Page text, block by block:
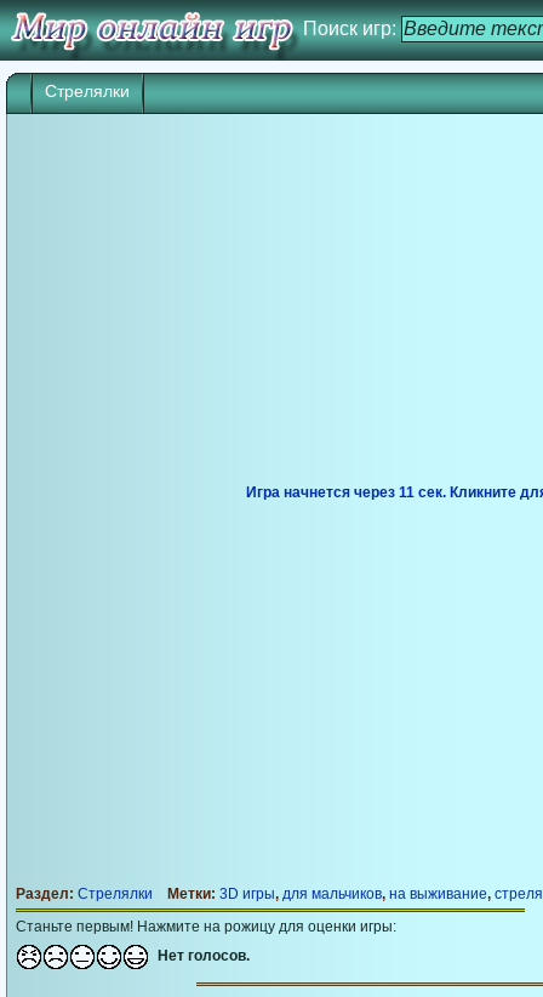
Поиск игр:
Стрелялки
Игра начнется через 10 сек. Кликните
Раздел: Стрелялки Метки: 3D игры, для мальчиков, на выживание,
Станьте первым! Нажмите на рожицу для оценки игры:
Нет голосов.